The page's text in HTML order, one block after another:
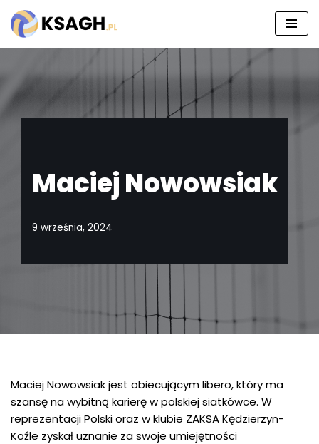
Przejdź
Maciej Nowowsiak
9 września, 2024
Maciej Nowowsiak jest obiecującym libero, który ma
szansę na wybitną karierę w polskiej siatkówce. W
reprezentacji Polski oraz w klubie ZAKSA Kędzierzyn-
Koźle zyskał uznanie za swoje umiejętności